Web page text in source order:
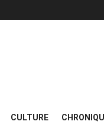
CULTURE